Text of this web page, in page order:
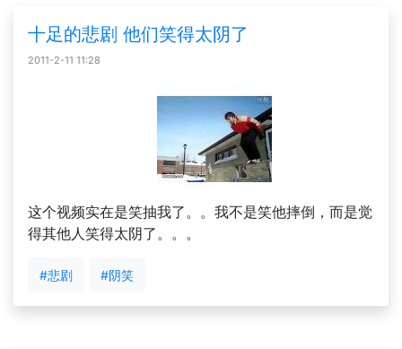
十足的悲剧 他们笑得太阴了
2011-2-11 11:28
这个视频实在是笑抽我了。。我不是笑他摔倒，而是觉
得其他人笑得太阴了。。。
#悲剧 #阴笑